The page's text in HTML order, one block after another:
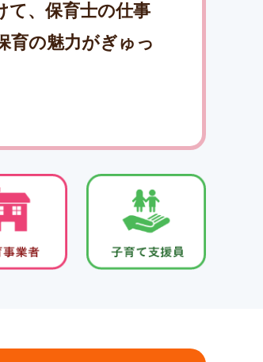
て、保育士の仕事
育の魅力がぎゅっ